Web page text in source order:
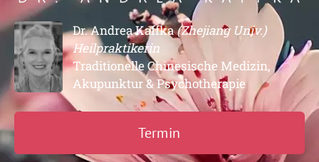
Dr. Andrea Kaffka(Zhejiang Univ.)
Heilpraktikerin
Traditionelle Chinesische Medizin,
Akupunktur & Psychotherapie
Termin